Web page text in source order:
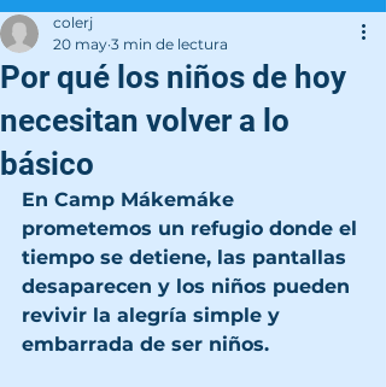
Por qué los niños de hoy
necesitan volver a lo
básico
colerj
20 may 3 min de lectura
En Camp Mákemáke
prometemos un refugio donde el
tiempo se detiene, las pantallas
desaparecen y los niños pueden
revivir la alegría simple y
embarrada de ser niños.